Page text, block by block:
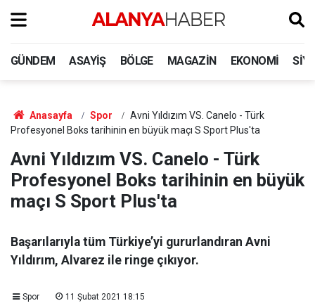
GÜNDEM ASAYIŞ BÖLGE MAGAZIN EKONOMI
Anasayfa Spor
Avni Yıldızım VS. Canelo - Türk
Profesyonel Boks tarihinin en büyük maçı S Sport Plus'ta
Avni Yıldızım VS. Canelo - Türk
Profesyonel Boks tarihinin en büyük
maçı S Sport Plus'ta
Başarılarıyla tüm Türkiye’yi gururlandıran Avni
Yıldırım, Alvarez ile ringe çıkıyor.
Spor 11 Şubat 2021 18:15